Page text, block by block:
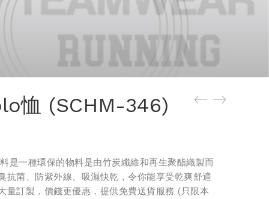
恤 (SCHM-346)
是一種環保的物料是由竹炭纖維和再生聚酯織製而
抗菌、防紫外線、吸濕快乾，令你能享受乾爽舒適
量訂製，價錢更優惠，提供免費送貨服務 (只限本